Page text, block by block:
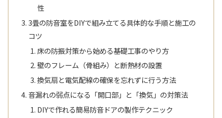
性
3畳の防音室をDIYで組み立てる具体的な手順と施工の
コツ
床の防振対策から始める基礎工事のやり方
壁のフレーム（骨組み）と断熱材の設置
換気扇と電気配線の確保を忘れずに行う方法
音漏れの弱点になる「開口部」と「換気」の対策法
DIYで作れる簡易防音ドアの製作テクニック